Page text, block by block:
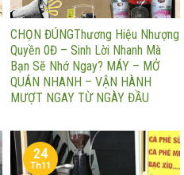
CHỌN ĐÚNGThương Hiệu Nhượng
Quyền 0Đ – Sinh Lời Nhanh Mà
Bạn Sẽ Nhớ Ngay? MÁY – MỞ
QUÁN NHANH – VẬN HÀNH
MƯỢT NGAY TỪ NGÀY ĐẦU
24
Th11